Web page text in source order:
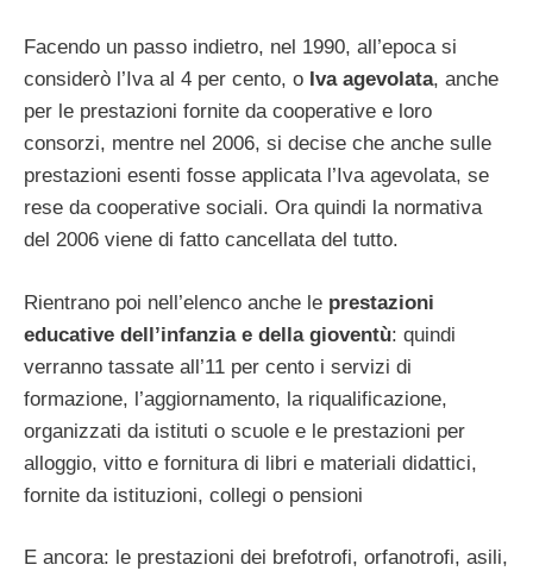
Facendo un passo indietro, nel 1990, all’epoca si
considerò l’Iva al 4 per cento, o Iva agevolata, anche
per le prestazioni fornite da cooperative e loro
consorzi, mentre nel 2006, si decise che anche sulle
prestazioni esenti fosse applicata l’Iva agevolata, se
rese da cooperative sociali. Ora quindi la normativa
del 2006 viene di fatto cancellata del tutto.
Rientrano poi nell’elenco anche le prestazioni
educative dell’infanzia e della gioventù: quindi
verranno tassate all’11 per cento i servizi di
formazione, l’aggiornamento, la riqualificazione,
organizzati da istituti o scuole e le prestazioni per
alloggio, vitto e fornitura di libri e materiali didattici,
fornite da istituzioni, collegi o pensioni
E ancora: le prestazioni dei brefotrofi, orfanotrofi, asili,